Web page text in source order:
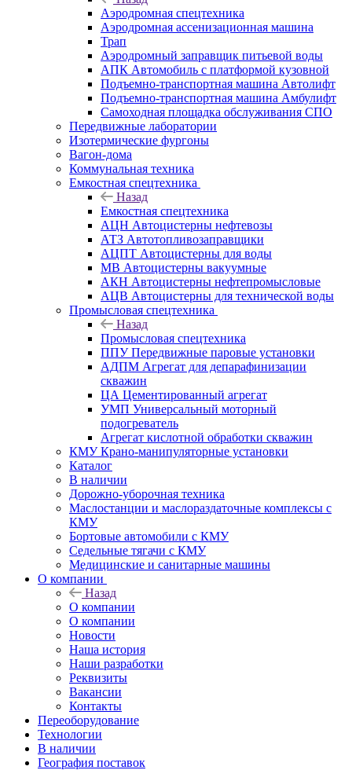
Аэродромная спецтехника
Аэродромная ассенизационная машина
Трап
Аэродромный заправщик питьевой воды
АПК Автомобиль с платформой кузовной
Подъемно-транспортная машина Автолифт
Подъемно-транспортная машина Амбулифт
Самоходная площадка обслуживания СПО
Передвижные лаборатории
Изотермические фургоны
Вагон-дома
Коммунальная техника
Емкостная спецтехника
Назад
Емкостная спецтехника
АЦН Автоцистерны нефтевозы
АТЗ Автотопливозаправщики
АЦПТ Автоцистерны для воды
МВ Автоцистерны вакуумные
АКН Автоцистерны нефтепромысловые
АЦВ Автоцистерны для технической воды
Промысловая спецтехника
Назад
Промысловая спецтехника
ППУ Передвижные паровые установки
АДПМ Агрегат для депарафинизации
скважин
ЦА Цементированный агрегат
УМП Универсальный моторный
подогреватель
Агрегат кислотной обработки скважин
КМУ Крано-манипуляторные установки
Каталог
В наличии
Дорожно-уборочная техника
Маслостанции и маслораздаточные комплексы с
КМУ
Бортовые автомобили с КМУ
Седельные тягачи с КМУ
Медицинские и санитарные машины
О компании
Назад
О компании
О компании
Новости
Наша история
Наши разработки
Реквизиты
Вакансии
Контакты
Переоборудование
Технологии
В наличии
География поставок